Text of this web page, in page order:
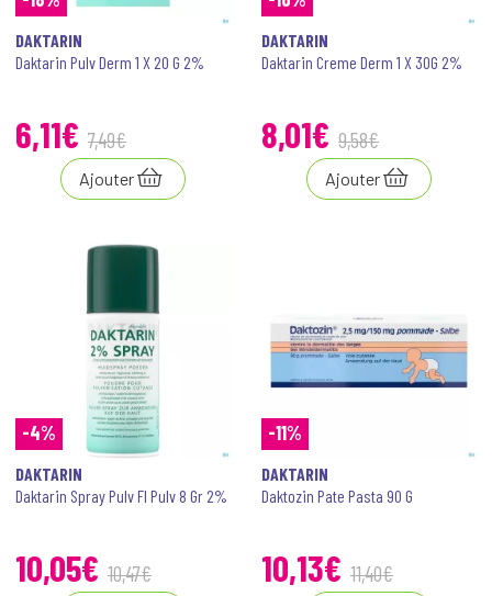
DAKTARIN
Daktarin Pulv Derm 1 X 20 G 2%
6,11€ 7,49€
Ajouter
DAKTARIN
Daktarin Creme Derm 1 X 30G 2%
8,01€ 9,58€
Ajouter
-4%
DAKTARIN
Daktarin Spray Pulv Fl Pulv 8 Gr 2%
10,05€ 10,47€
-11%
DAKTARIN
Daktozin Pate Pasta 90 G
10,13€ 11,40€